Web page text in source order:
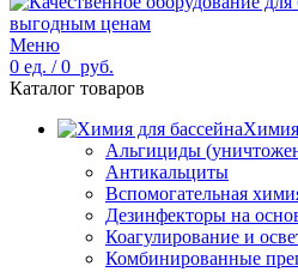
Меню
0 ед. / 0 руб.
Каталог товаров
Химия
Альгициды
Антикальциты
Вспомогательная
Дезинфекторы на
Коагулирование и
Комбинированные